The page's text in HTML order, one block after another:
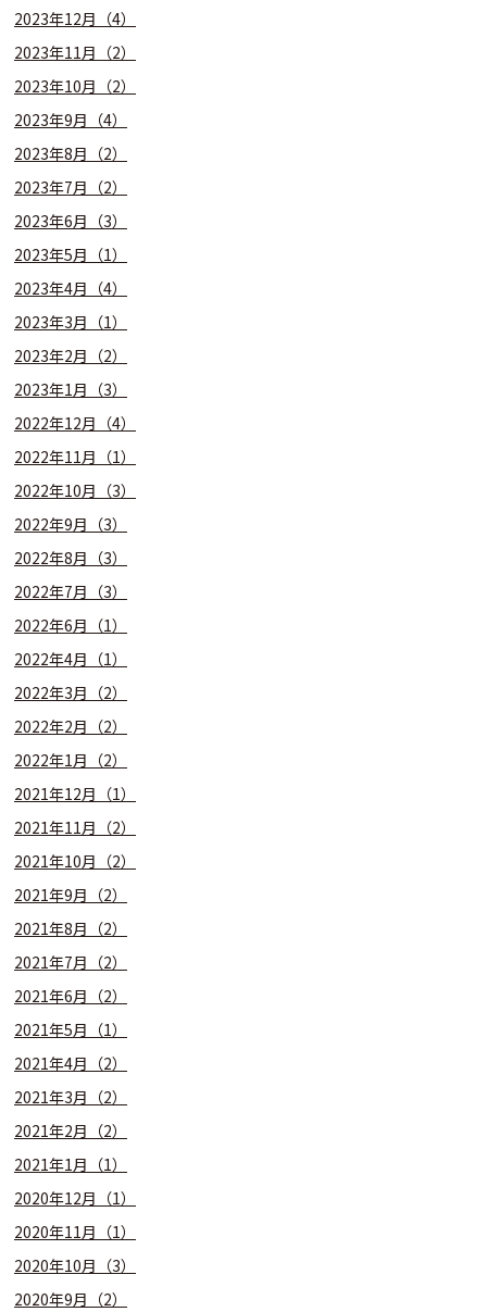
2023年12月（4）
2023年11月（2）
2023年10月（2）
2023年9月（4）
2023年8月（2）
2023年7月（2）
2023年6月（3）
2023年5月（1）
2023年4月（4）
2023年3月（1）
2023年2月（2）
2023年1月（3）
2022年12月（4）
2022年11月（1）
2022年10月（3）
2022年9月（3）
2022年8月（3）
2022年7月（3）
2022年6月（1）
2022年4月（1）
2022年3月（2）
2022年2月（2）
2022年1月（2）
2021年12月（1）
2021年11月（2）
2021年10月（2）
2021年9月（2）
2021年8月（2）
2021年7月（2）
2021年6月（2）
2021年5月（1）
2021年4月（2）
2021年3月（2）
2021年2月（2）
2021年1月（1）
2020年12月（1）
2020年11月（1）
2020年10月（3）
2020年9月（2）